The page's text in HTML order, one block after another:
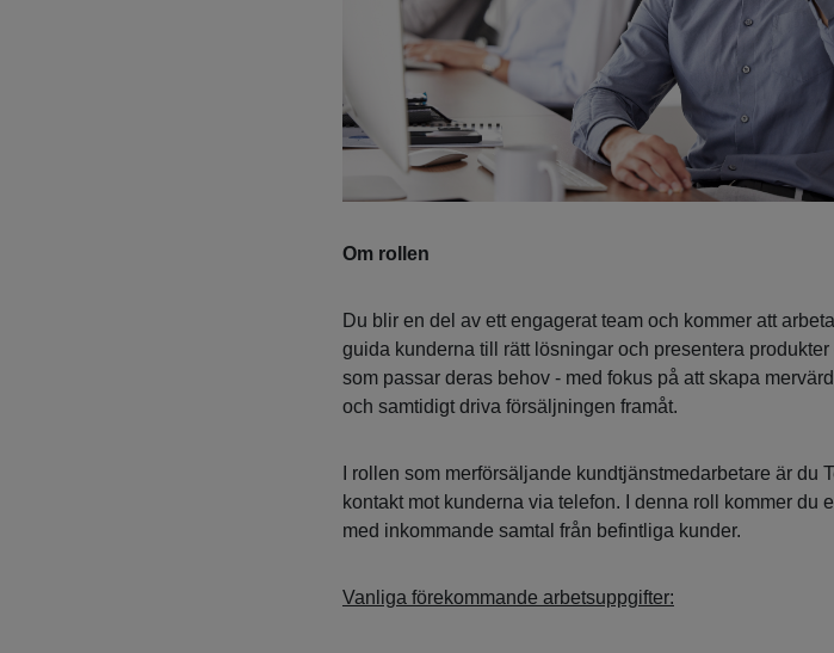
Om rollen
Du blir en del av ett engagerat team och kommer att
guida kunderna till rätt lösningar och presentera produkter
som passar deras behov - med fokus på att skapa
och samtidigt driva försäljningen framåt.
I rollen som merförsäljande kundtjänstmedarbetare är du
kontakt mot kunderna via telefon. I denna roll kommer du
med inkommande samtal från befintliga kunder.
Vanliga förekommande arbetsuppgifter: